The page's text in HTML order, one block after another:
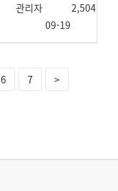
관리자
09-19
2,504
6 7
>